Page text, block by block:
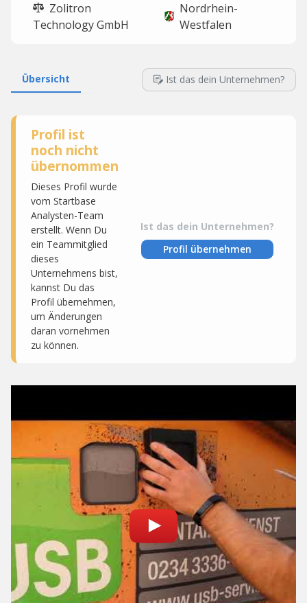
Zolitron
Technology GmbH
Nordrhein-
Westfalen
Übersicht Ist das dein Unternehmen?
Profil ist
noch nicht
übernommen
Dieses Profil wurde
vom Startbase
Analysten-Team
erstellt. Wenn Du
ein Teammitglied
dieses
Unternehmens bist,
kannst Du das
Profil übernehmen,
um Änderungen
daran vornehmen
zu können.
Ist das dein Unternehmen?
Profil übernehmen